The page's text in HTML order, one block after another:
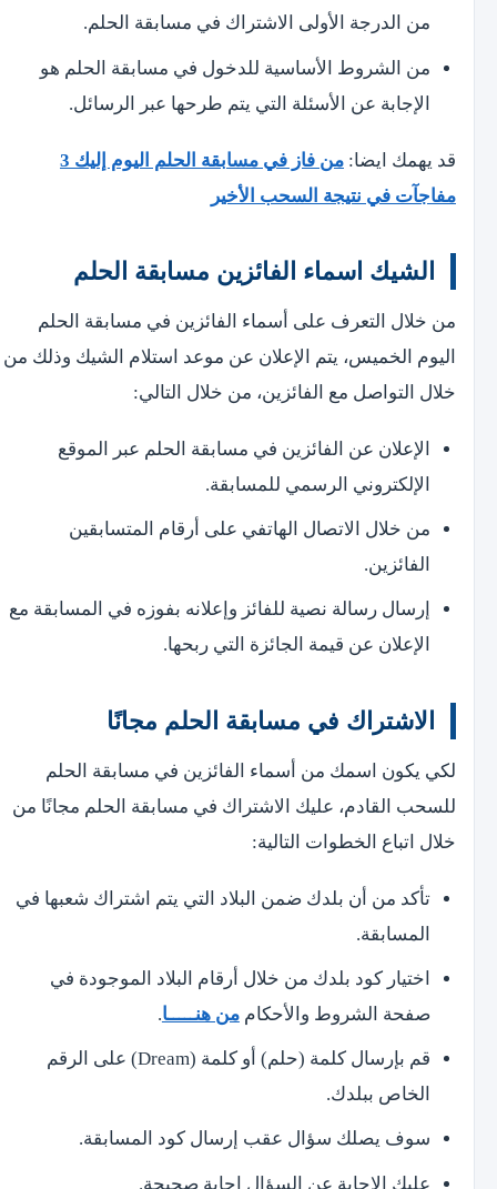
من الدرجة الأولى الاشتراك في مسابقة الحلم.
من الشروط الأساسية للدخول في مسابقة الحلم هو
الإجابة عن الأسئلة التي يتم طرحها عبر الرسائل.
قد يهمك ايضا:
من فاز في مسابقة الحلم اليوم إليك 3
مفاجآت في نتيجة السحب الأخير
الشيك اسماء الفائزين مسابقة الحلم
من خلال التعرف على أسماء الفائزين في مسابقة الحلم
اليوم الخميس، يتم الإعلان عن موعد استلام الشيك وذلك من
خلال التواصل مع الفائزين، من خلال التالي:
الإعلان عن الفائزين في مسابقة الحلم عبر الموقع
الإلكتروني الرسمي للمسابقة.
من خلال الاتصال الهاتفي على أرقام المتسابقين
الفائزين.
إرسال رسالة نصية للفائز وإعلانه بفوزه في المسابقة مع
الإعلان عن قيمة الجائزة التي ربحها.
الاشتراك في مسابقة الحلم مجانًا
لكي يكون اسمك من أسماء الفائزين في مسابقة الحلم
للسحب القادم، عليك الاشتراك في مسابقة الحلم مجانًا من
خلال اتباع الخطوات التالية:
تأكد من أن بلدك ضمن البلاد التي يتم اشتراك شعبها في
المسابقة.
اختيار كود بلدك من خلال أرقام البلاد الموجودة في
صفحة الشروط والأحكاممن هنـــــا.
قم بإرسال كلمة (حلم) أو كلمة (Dream) على الرقم
الخاص ببلدك.
سوف يصلك سؤال عقب إرسال كود المسابقة.
عليك الإجابة عن السؤال إجابة صحيحة.